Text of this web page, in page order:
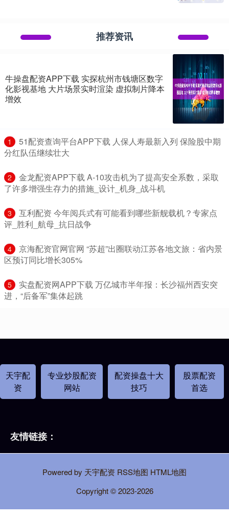
推荐资讯
牛操盘配资APP下载 实探杭州市钱塘区数字
化影视基地 大片场景实时渲染 虚拟制片降本
增效
1
​51配资查询平台APP下载 人保人寿最新入列 保险股中期
分红队伍继续壮大
2
​金龙配资APP下载 A-10攻击机为了提高安全系数，采取
了许多增强生存力的措施_设计_机身_战斗机
3
​互利配资 今年阅兵式有可能看到哪些新舰载机？专家点
评_胜利_航母_抗日战争
4
​京海配资官网官网 “苏超”出圈联动江苏各地文旅：省内景
区预订同比增长305%
5
​实盘配资网APP下载 万亿城市半年报：长沙福州西安突
进，“后备军”集体起跳
天宇配
资
专业炒股配资
网站
配资操盘十大
技巧
股票配资
首选
友情链接：
Powered by 天宇配资 RSS地图 HTML地图
Copyright© 2023-2026